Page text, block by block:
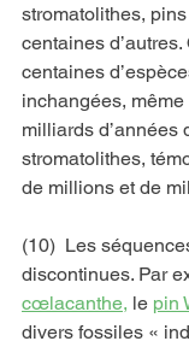
stromatolithes,
centaines
centaines
inchangées,
milliards d’années
stromatolithes,
de millions et de
(10)  Les
discontinues. Par
cœlacanthe, le pin
divers fossiles «